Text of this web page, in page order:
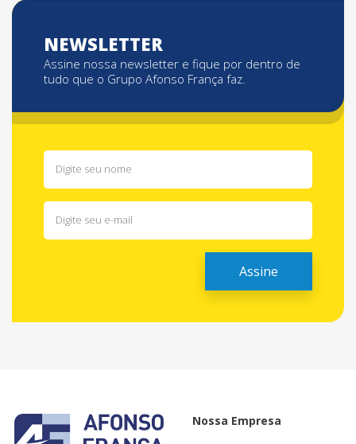
NEWSLETTER
Assine nossa newsletter e fique por dentro de
tudo que o Grupo Afonso França faz.
Nossa Empresa